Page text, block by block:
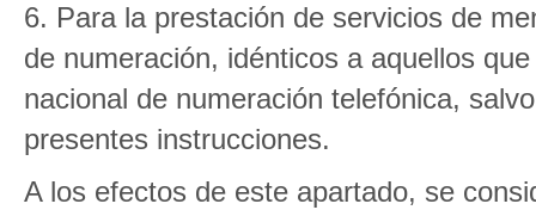
6. Para la prestación de servicios de
de numeración, idénticos a aquellos
nacional de numeración telefónica,
presentes instrucciones.
A los efectos de este apartado, se